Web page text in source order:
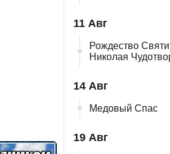
11 Авг
Рождество
Николая
14 Авг
Медовый Спас
19 Авг